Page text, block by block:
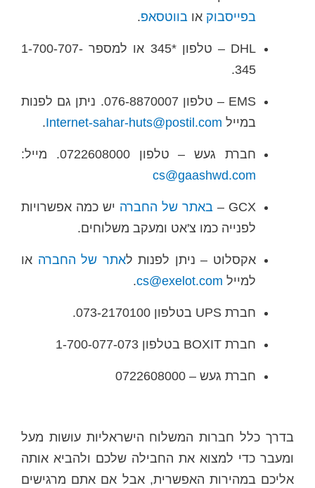
בפייסבוק או בווטסאפ.
DHL – טלפון *345 או למספר 1-700-707-
345.
EMS – טלפון 076-8870007. ניתן גם לפנות
במייל Internet-sahar-huts@postil.com
.
חברת געש – טלפון 0722608000. מייל:
cs@gaashwd.com
GCX – באתר של החברה יש כמה אפשרויות
לפנייה כמו צ'אט ומעקב משלוחים.
אקסלוט – ניתן לפנות לאתר של החברה או
למייל cs@exelot.com
.
חברת UPS בטלפון 073-2170100.
חברת BOXIT בטלפון ‭1-700-077-073
חברת געש – 0722608000
בדרך כלל חברות המשלוח הישראליות עושות מעל
ומעבר כדי למצוא את החבילה שלכם ולהביא אותה
אליכם במהירות האפשרית, אבל אם אתם מרגישים